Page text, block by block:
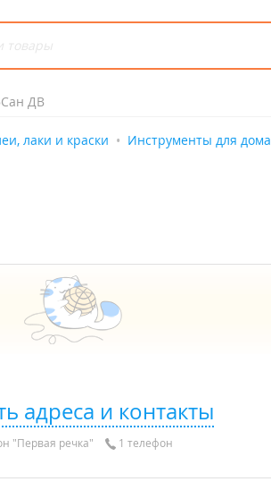
ДВ
лаки и краски Инструменты для дома
адреса и контакты
"Первая речка" 1 телефон